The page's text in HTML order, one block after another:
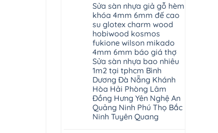
bình
luận
ở
Sàn
gỗ
AURUM
Floor
Báo
giá
Sàn
gỗ
AURUM
Floor
nhập
khẩu
Malaysia
RUM
14
AI
Sửa sàn nhựa giả gỗ hèm
khóa 4mm 6mm đế cao
su glotex charm wood
hobiwood kosmos
fukione wilson mikado
4mm 6mm báo giá thợ
Sửa sàn nhựa bao nhiêu
1m2 tại tphcm Bình
Dương Đà Nẵng Khánh
Hòa Hải Phòng Lâm
Đồng Hưng Yên Nghệ An
Quảng Ninh Phú Thọ Bắc
Ninh Tuyên Quang